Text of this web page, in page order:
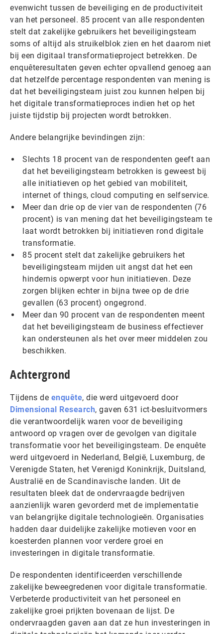
evenwicht tussen de beveiliging en de productiviteit
van het personeel. 85 procent van alle respondenten
stelt dat zakelijke gebruikers het beveiligingsteam
soms of altijd als struikelblok zien en het daarom niet
bij een digitaal transformatieproject betrekken. De
enquêteresultaten geven echter opvallend genoeg aan
dat hetzelfde percentage respondenten van mening is
dat het beveiligingsteam juist zou kunnen helpen bij
het digitale transformatieproces indien het op het
juiste tijdstip bij projecten wordt betrokken.
Andere belangrijke bevindingen zijn:
Slechts 18 procent van de respondenten geeft aan
dat het beveiligingsteam betrokken is geweest bij
alle initiatieven op het gebied van mobiliteit,
internet of things, cloud computing en selfservice.
Meer dan drie op de vier van de respondenten (76
procent) is van mening dat het beveiligingsteam te
laat wordt betrokken bij initiatieven rond digitale
transformatie.
85 procent stelt dat zakelijke gebruikers het
beveiligingsteam mijden uit angst dat het een
hindernis opwerpt voor hun initiatieven. Deze
zorgen blijken echter in bijna twee op de drie
gevallen (63 procent) ongegrond.
Meer dan 90 procent van de respondenten meent
dat het beveiligingsteam de business effectiever
kan ondersteunen als het over meer middelen zou
beschikken.
Achtergrond
Tijdens de enquête, die werd uitgevoerd door
Dimensional Research, gaven 631 ict-besluitvormers
die verantwoordelijk waren voor de beveiliging
antwoord op vragen over de gevolgen van digitale
transformatie voor het beveiligingsteam. De enquête
werd uitgevoerd in Nederland, België, Luxemburg, de
Verenigde Staten, het Verenigd Koninkrijk, Duitsland,
Australië en de Scandinavische landen. Uit de
resultaten bleek dat de ondervraagde bedrijven
aanzienlijk waren gevorderd met de implementatie
van belangrijke digitale technologieën. Organisaties
hadden daar duidelijke zakelijke motieven voor en
koesterden plannen voor verdere groei en
investeringen in digitale transformatie.
De respondenten identificeerden verschillende
zakelijke beweegredenen voor digitale transformatie.
Verbeterde productiviteit van het personeel en
zakelijke groei prijkten bovenaan de lijst. De
ondervraagden gaven aan dat ze hun investeringen in